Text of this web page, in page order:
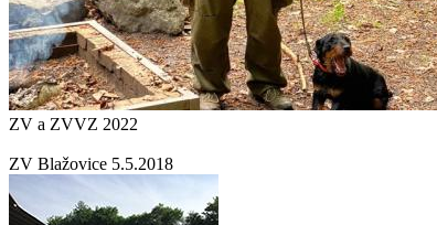
ZV a ZVVZ 2022
ZV Blažovice 5.5.2018